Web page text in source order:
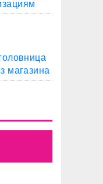
магазина